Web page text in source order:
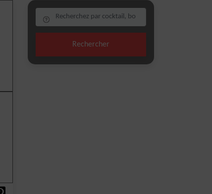
Rechercher